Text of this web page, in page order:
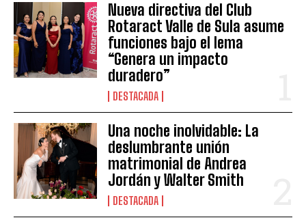
Nueva directiva del Club
Rotaract Valle de Sula asume
funciones bajo el lema
“Genera un impacto
duradero”
DESTACADA
Una noche inolvidable: La
deslumbrante unión
matrimonial de Andrea
Jordán y Walter Smith
DESTACADA